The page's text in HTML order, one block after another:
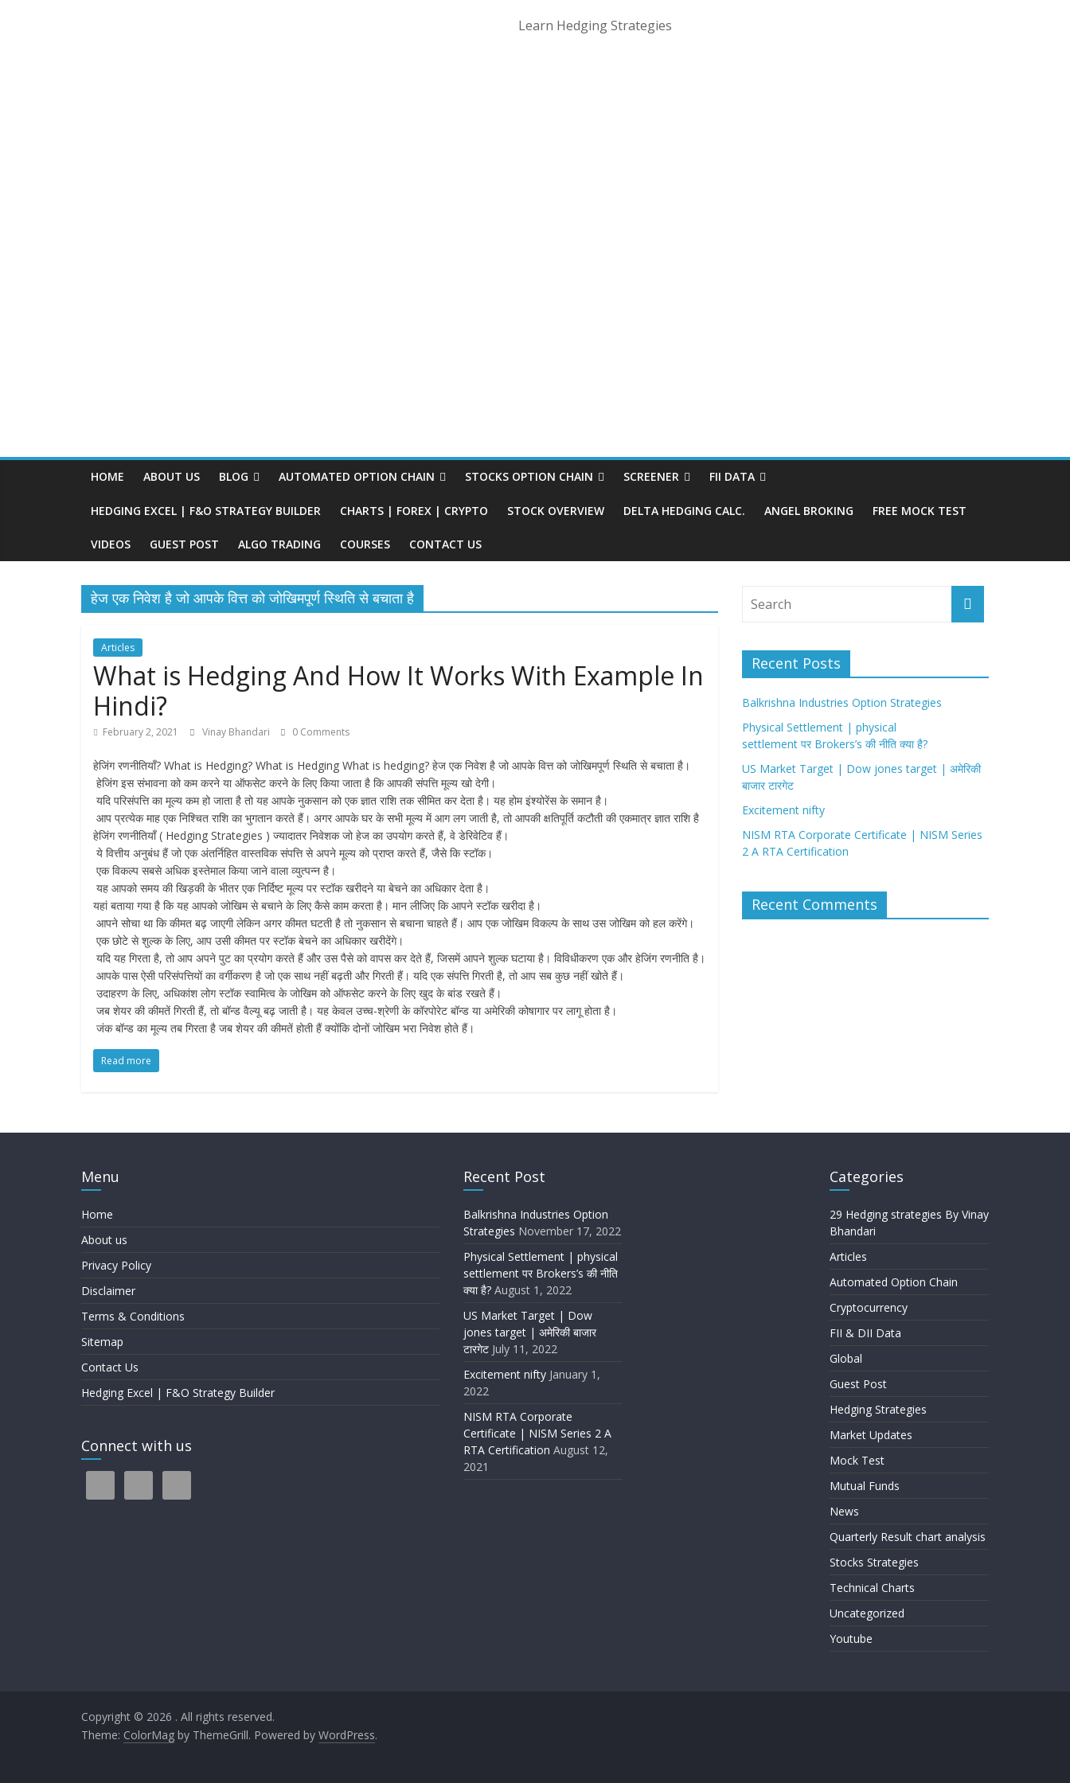
Learn Hedging Strategies
HOME ABOUT US BLOG AUTOMATED OPTION CHAIN STOCKS OPTION CHAIN SCREENER FII DATA
HEDGING EXCEL | F&O STRATEGY BUILDER CHARTS | FOREX | CRYPTO STOCK OVERVIEW DELTA HEDGING CALC. ANGEL BROKING FREE MOCK TEST
VIDEOS GUEST POST ALGO TRADING COURSES CONTACT US
हेज एक निवेश है जो आपके वित्त को जोखिमपूर्ण स्थिति से बचाता है
Articles
What is Hedging And How It Works With Example In
Hindi?
February 2, 2021 Vinay Bhandari 0 Comments
हेजिंग रणनीतियाँ? What is Hedging? What is Hedging What is hedging? हेज एक निवेश है जो आपके वित्त को जोखिमपूर्ण स्थिति से बचाता है।
हेजिंग इस संभावना को कम करने या ऑफसेट करने के लिए किया जाता है कि आपकी संपत्ति मूल्य खो देगी।
यदि परिसंपत्ति का मूल्य कम हो जाता है तो यह आपके नुकसान को एक ज्ञात राशि तक सीमित कर देता है। यह होम इंश्योरेंस के समान है।
आप प्रत्येक माह एक निश्चित राशि का भुगतान करते हैं। अगर आपके घर के सभी मूल्य में आग लग जाती है, तो आपकी क्षतिपूर्ति कटौती की एकमात्र ज्ञात राशि है
हेजिंग रणनीतियाँ ( Hedging Strategies ) ज्यादातर निवेशक जो हेज का उपयोग करते हैं, वे डेरिवेटिव हैं।
ये वित्तीय अनुबंध हैं जो एक अंतर्निहित वास्तविक संपत्ति से अपने मूल्य को प्राप्त करते हैं, जैसे कि स्टॉक।
एक विकल्प सबसे अधिक इस्तेमाल किया जाने वाला व्युत्पन्न है।
यह आपको समय की खिड़की के भीतर एक निर्दिष्ट मूल्य पर स्टॉक खरीदने या बेचने का अधिकार देता है।
यहां बताया गया है कि यह आपको जोखिम से बचाने के लिए कैसे काम करता है। मान लीजिए कि आपने स्टॉक खरीदा है।
आपने सोचा था कि कीमत बढ़ जाएगी लेकिन अगर कीमत घटती है तो नुकसान से बचाना चाहते हैं। आप एक जोखिम विकल्प के साथ उस जोखिम को हल करेंगे।
एक छोटे से शुल्क के लिए, आप उसी कीमत पर स्टॉक बेचने का अधिकार खरीदेंगे।
यदि यह गिरता है, तो आप अपने पुट का प्रयोग करते हैं और उस पैसे को वापस कर देते हैं, जिसमें आपने शुल्क घटाया है। विविधीकरण एक और हेजिंग रणनीति है।
आपके पास ऐसी परिसंपत्तियों का वर्गीकरण है जो एक साथ नहीं बढ़ती और गिरती हैं। यदि एक संपत्ति गिरती है, तो आप सब कुछ नहीं खोते हैं।
उदाहरण के लिए, अधिकांश लोग स्टॉक स्वामित्व के जोखिम को ऑफसेट करने के लिए खुद के बांड रखते हैं।
जब शेयर की कीमतें गिरती हैं, तो बॉन्ड वैल्यू बढ़ जाती है। यह केवल उच्च-श्रेणी के कॉरपोरेट बॉन्ड या अमेरिकी कोषागार पर लागू होता है।
जंक बॉन्ड का मूल्य तब गिरता है जब शेयर की कीमतें होती हैं क्योंकि दोनों जोखिम भरा निवेश होते हैं।
Read more
Recent Posts
Balkrishna Industries Option Strategies
Physical Settlement | physical
settlement पर Brokers’s की नीति क्या है?
US Market Target | Dow jones target | अमेरिकी
बाजार टारगेट
Excitement nifty
NISM RTA Corporate Certificate | NISM Series
2 A RTA Certification
Recent Comments
Menu
Home
About us
Privacy Policy
Disclaimer
Terms & Conditions
Sitemap
Contact Us
Hedging Excel | F&O Strategy Builder
Connect with us
Recent Post
Balkrishna Industries Option
Strategies November 17, 2022
Physical Settlement | physical
settlement पर Brokers’s की नीति
क्या है? August 1, 2022
US Market Target | Dow
jones target | अमेरिकी बाजार
टारगेट July 11, 2022
Excitement nifty January 1,
2022
NISM RTA Corporate
Certificate | NISM Series 2 A
RTA Certification August 12,
2021
Categories
29 Hedging strategies By Vinay
Bhandari
Articles
Automated Option Chain
Cryptocurrency
FII & DII Data
Global
Guest Post
Hedging Strategies
Market Updates
Mock Test
Mutual Funds
News
Quarterly Result chart analysis
Stocks Strategies
Technical Charts
Uncategorized
Youtube
Copyright © 2026 . All rights reserved.
Theme: ColorMag by ThemeGrill. Powered by WordPress.